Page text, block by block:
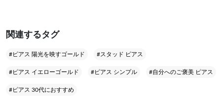
関連するタグ
#ピアス 陽光を映すゴールド #スタッド ピアス
#ピアス イエローゴールド #ピアス シンプル #自分へのご褒美 ピアス
#ピアス 30代におすすめ